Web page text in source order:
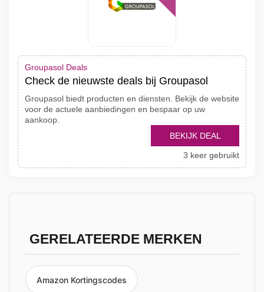
Groupasol Deals
Check de nieuwste deals bij Groupasol
Groupasol biedt producten en diensten. Bekijk de website
voor de actuele aanbiedingen en bespaar op uw
aankoop.
BEKIJK DEAL
3 keer gebruikt
GERELATEERDE MERKEN
Amazon Kortingscodes